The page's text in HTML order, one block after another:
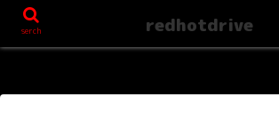
serch redhotdrive